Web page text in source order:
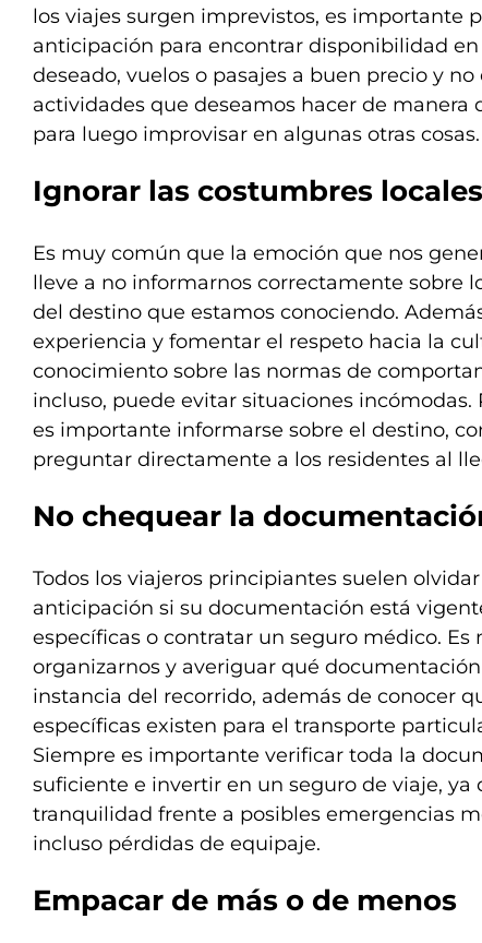
los viajes surgen imprevistos, es importante
anticipación para encontrar disponibilidad
deseado, vuelos o pasajes a buen precio y
actividades que deseamos hacer de manera
para luego improvisar en algunas otras cosas.
Ignorar las costumbres locales
Es muy común que la emoción que nos
lleve a no informarnos correctamente sobre
del destino que estamos conociendo.
experiencia y fomentar el respeto hacia la
conocimiento sobre las normas de
incluso, puede evitar situaciones incómodas.
es importante informarse sobre el destino,
preguntar directamente a los residentes al
No chequear la
Todos los viajeros principiantes suelen
anticipación si su documentación está
específicas o contratar un seguro médico.
organizarnos y averiguar qué
instancia del recorrido, además de conocer
específicas existen para el transporte
Siempre es importante verificar toda la
suficiente e invertir en un seguro de viaje, ya
tranquilidad frente a posibles emergencias
incluso pérdidas de equipaje.
Empacar de más o de menos